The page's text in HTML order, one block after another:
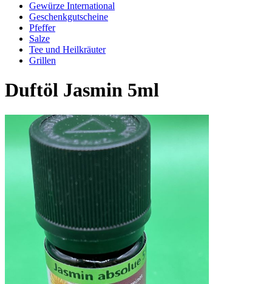
Gewürze International
Geschenkgutscheine
Pfeffer
Salze
Tee und Heilkräuter
Grillen
Duftöl Jasmin 5ml